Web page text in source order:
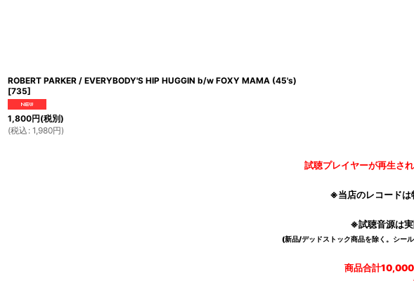
ROBERT PARKER / EVERYBODY'S HIP HUGGIN b/w FOXY MAMA (45's)
[735]
1,800円(税別)
(税込 : 1,980円)
試聴プレイヤーが再生さ
※当店のレコードは
※試聴音源は
(新品/デッドストック商品を除く。シー
商品合計